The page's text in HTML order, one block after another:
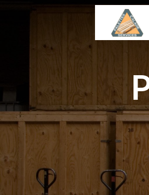
Panneau de gestion des cookies